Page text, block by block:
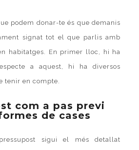
podem donar-te és que demanis
signat tot el que parlis amb
en habitatges. En primer lloc, hi ha
a aquest, hi ha diversos
tenir en compte.
com a pas previ
de cases
sigui el més detallat